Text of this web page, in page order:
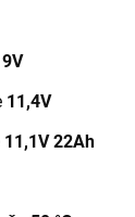
9V
11,4V
11,1V 22Ah